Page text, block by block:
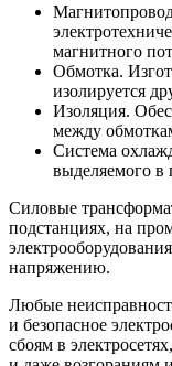
магнитного
Обмотка.
изолируется
Изоляция.
между
Система
выделяемого в
Силовые
подстанциях, на
напряжению.
Любые
и безопасное
сбоям в